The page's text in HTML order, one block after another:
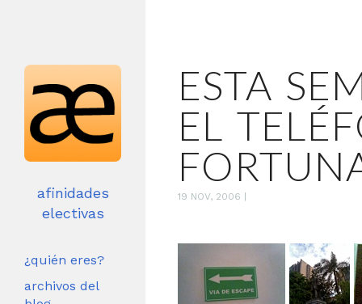
afinidades
electivas
¿quién eres?
archivos del
ESTA
EL
19 NOV, 2006